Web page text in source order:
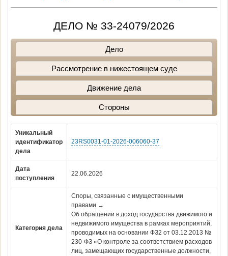
ДЕЛО № 33-24079/2026
Дело
Рассмотрение в нижестоящем суде
Движение дела
Стороны
Уникальный
идентификатор
дела
23RS0031-01-2026-006060-37
Дата
поступления
22.06.2026
Категория дела
Споры, связанные с имущественными
правами →
Об обращении в доход государства движимого и
недвижимого имущества в рамках мероприятий,
проводимых на основании ФЗ2 от 03.12.2013 №
230-ФЗ «О контроле за соответствием расходов
лиц, замещающих государственные должности,